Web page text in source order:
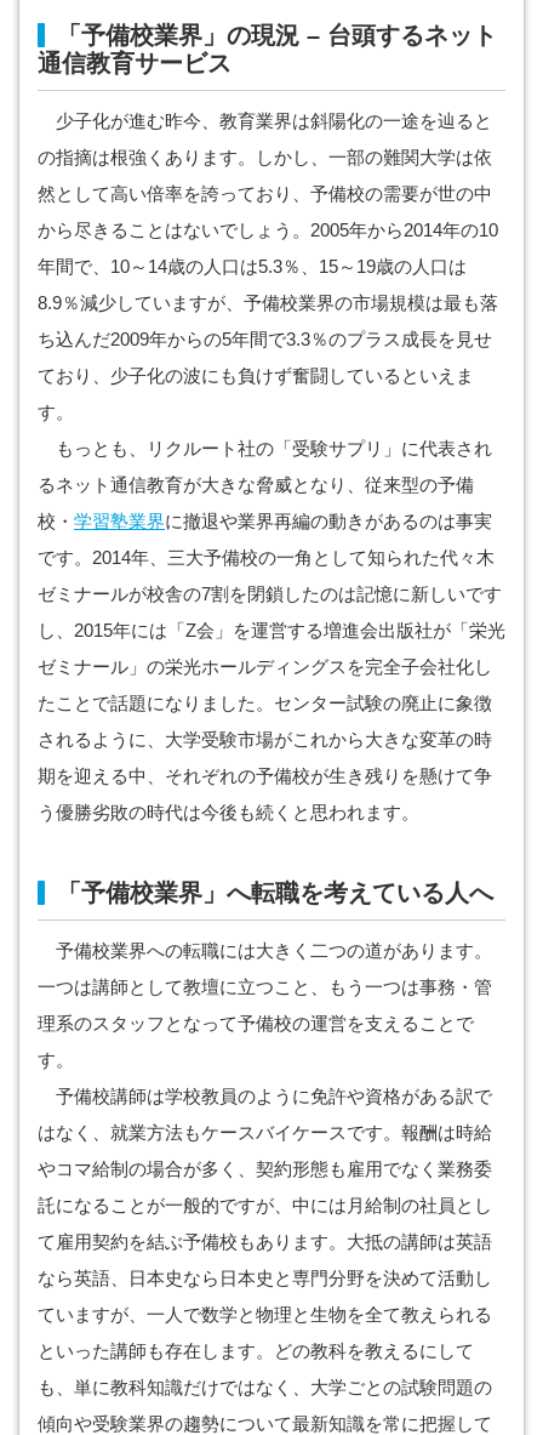
「予備校業界」の現況 – 台頭するネット
通信教育サービス
少子化が進む昨今、教育業界は斜陽化の一途を辿ると
の指摘は根強くあります。しかし、一部の難関大学は依
然として高い倍率を誇っており、予備校の需要が世の中
から尽きることはないでしょう。2005年から2014年の10
年間で、10～14歳の人口は5.3％、15～19歳の人口は
8.9％減少していますが、予備校業界の市場規模は最も落
ち込んだ2009年からの5年間で3.3％のプラス成長を見せ
ており、少子化の波にも負けず奮闘しているといえま
す。
もっとも、リクルート社の「受験サプリ」に代表され
るネット通信教育が大きな脅威となり、従来型の予備
校・ 学習塾業界に撤退や業界再編の動きがあるのは事実
です。2014年、三大予備校の一角として知られた代々木
ゼミナールが校舎の7割を閉鎖したのは記憶に新しいです
し、2015年には「Z会」を運営する増進会出版社が「栄光
ゼミナール」の栄光ホールディングスを完全子会社化し
たことで話題になりました。センター試験の廃止に象徴
されるように、大学受験市場がこれから大きな変革の時
期を迎える中、それぞれの予備校が生き残りを懸けて争
う優勝劣敗の時代は今後も続くと思われます。
「予備校業界」へ転職を考えている人へ
予備校業界への転職には大きく二つの道があります。
一つは講師として教壇に立つこと、もう一つは事務・管
理系のスタッフとなって予備校の運営を支えることで
す。
予備校講師は学校教員のように免許や資格がある訳で
はなく、就業方法もケースバイケースです。報酬は時給
やコマ給制の場合が多く、契約形態も雇用でなく業務委
託になることが一般的ですが、中には月給制の社員とし
て雇用契約を結ぶ予備校もあります。大抵の講師は英語
なら英語、日本史なら日本史と専門分野を決めて活動し
ていますが、一人で数学と物理と生物を全て教えられる
といった講師も存在します。どの教科を教えるにして
も、単に教科知識だけではなく、大学ごとの試験問題の
傾向や受験業界の趨勢について最新知識を常に把握して